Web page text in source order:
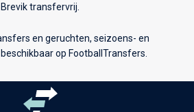
transfervrij.
en geruchten, seizoens- en
op FootballTransfers.